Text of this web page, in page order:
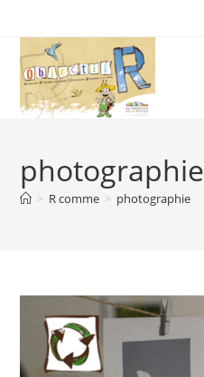
content
photographie
> R comme > photographie